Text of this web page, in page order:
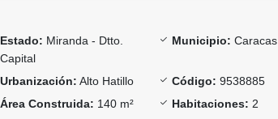
Estado: Miranda - Dtto.
Capital
Municipio: Caracas
Urbanización: Alto Hatillo Código: 9538885
Área Construida: 140 m² Habitaciones: 2